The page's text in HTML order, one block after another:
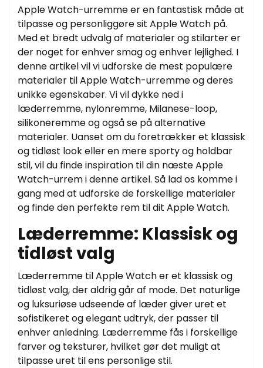
Apple Watch-urremme er en fantastisk måde at
tilpasse og personliggøre sit Apple Watch på.
Med et bredt udvalg af materialer og stilarter er
der noget for enhver smag og enhver lejlighed. I
denne artikel vil vi udforske de mest populære
materialer til Apple Watch-urremme og deres
unikke egenskaber. Vi vil dykke ned i
læderremme, nylonremme, Milanese-loop,
silikoneremme og også se på alternative
materialer. Uanset om du foretrækker et klassisk
og tidløst look eller en mere sporty og holdbar
stil, vil du finde inspiration til din næste Apple
Watch-urrem i denne artikel. Så lad os komme i
gang med at udforske de forskellige materialer
og finde den perfekte rem til dit Apple Watch.
Læderremme: Klassisk og
tidløst valg
Læderremme til Apple Watch er et klassisk og
tidløst valg, der aldrig går af mode. Det naturlige
og luksuriøse udseende af læder giver uret et
sofistikeret og elegant udtryk, der passer til
enhver anledning. Læderremme fås i forskellige
farver og teksturer, hvilket gør det muligt at
tilpasse uret til ens personlige stil.